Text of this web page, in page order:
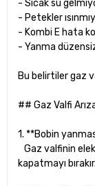
- Sıcak su
- Petekler
- Kombi E hata
- Yanma
Bu belirtiler gaz
## Gaz Valfi
1. **Bobin
Gaz valfinin
kapatmayı bırakır.